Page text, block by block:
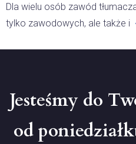
Dla wielu osób zawód
tylko zawodowych, ale także i
Jesteśmy do
od